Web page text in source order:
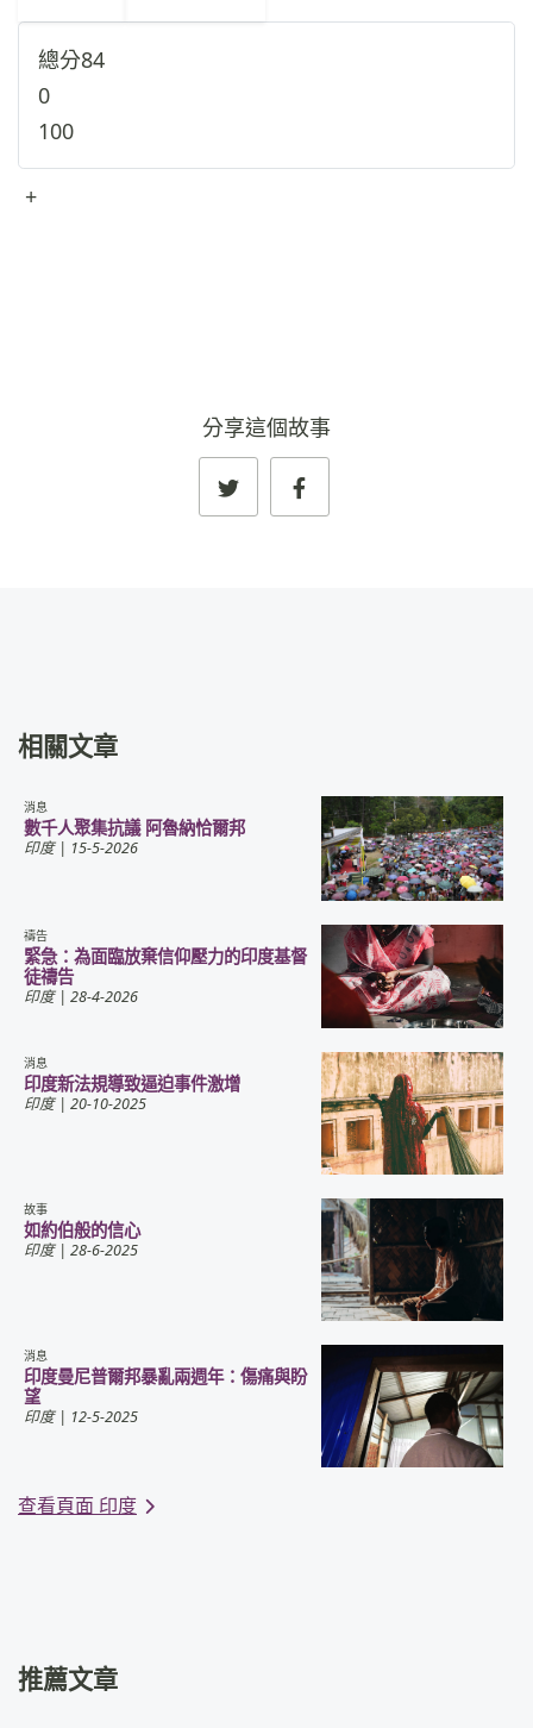
總分84
0
100
+
分享這個故事
相關文章
消息
數千人聚集抗議 阿魯納恰爾邦
印度| 15-5-2026
禱告
緊急：為面臨放棄信仰壓力的印度基督
徒禱告
印度| 28-4-2026
消息
印度新法規導致逼迫事件激增
印度| 20-10-2025
故事
如約伯般的信心
印度| 28-6-2025
消息
印度曼尼普爾邦暴亂兩週年：傷痛與盼
望
印度| 12-5-2025
查看頁面 印度
推薦文章